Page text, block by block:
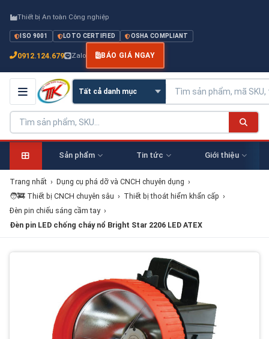
Thiết bị An toàn Công nghiệp
ISO 9001 LOTO CERTIFIED OSHA COMPLIANT
0912.124.679 Zalo BÁO GIÁ NGAY
Sản phẩm Tin tức Giới thiệu
Trang nhất › Dụng cụ phá dỡ và CNCH chuyên dụng ›
🧑‍🚒 Thiết bị CNCH chuyên sâu › Thiết bị thoát hiểm khẩn cấp ›
Đèn pin chiếu sáng cầm tay ›
Đèn pin LED chống cháy nổ Bright Star 2206 LED ATEX